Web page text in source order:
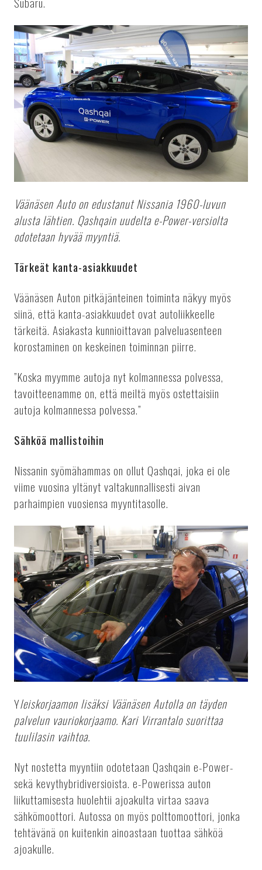
Väänäsen Auto on edustanut Nissania 1960-luvun
alusta lähtien. Qashqain uudelta e-Power-versiolta
odotetaan hyvää myyntiä.
Tärkeät kanta-asiakkuudet
Väänäsen Auton pitkäjänteinen toiminta näkyy myös
siinä, että kanta-asiakkuudet ovat autoliikkeelle
tärkeitä. Asiakasta kunnioittavan palveluasenteen
korostaminen on keskeinen toiminnan piirre.
”Koska myymme autoja nyt kolmannessa polvessa,
tavoitteenamme on, että meiltä myös ostettaisiin
autoja kolmannessa polvessa.”
Sähköä mallistoihin
Nissanin syömähammas on ollut Qashqai, joka ei ole
viime vuosina yltänyt valtakunnallisesti aivan
parhaimpien vuosiensa myyntitasolle.
Yleiskorjaamon lisäksi Väänäsen Autolla on täyden
palvelun vauriokorjaamo. Kari Virrantalo suorittaa
tuulilasin vaihtoa.
Nyt nostetta myyntiin odotetaan Qashqain e-Power-
sekä kevythybridiversioista. e-Powerissa auton
liikuttamisesta huolehtii ajoakulta virtaa saava
sähkömoottori. Autossa on myös polttomoottori, jonka
tehtävänä on kuitenkin ainoastaan tuottaa sähköä
ajoakulle.